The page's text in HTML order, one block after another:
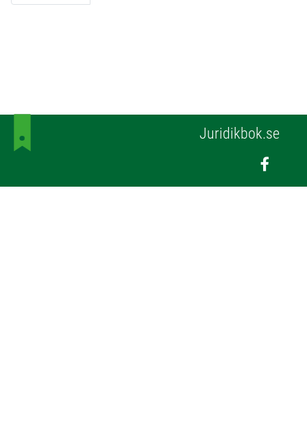
Juridikbok.se